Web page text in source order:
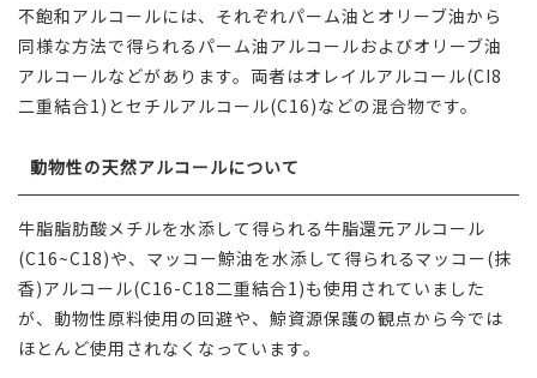
不飽和アルコールには、それぞれパーム油とオリーブ油から
同様な方法で得られるパーム油アルコールおよびオリーブ油
アルコールなどがあります。両者はオレイルアルコール(CI8
二重結合1)とセチルアルコール(C16)などの混合物です。
動物性の天然アルコールについて
牛脂脂肪酸メチルを水添して得られる牛脂還元アルコール
(C16~C18)や、マッコー鯨油を水添して得られるマッコー(抹
香)アルコール(C16-C18二重結合1)も使用されていました
が、動物性原料使用の回避や、鯨資源保護の観点から今では
ほとんど使用されなくなっています。